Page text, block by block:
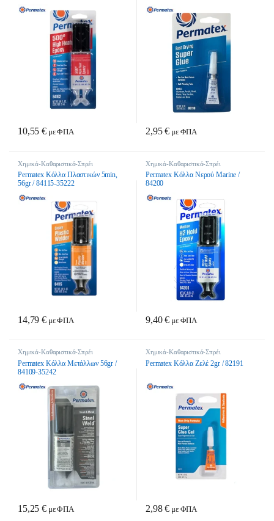
10,55€ με ΦΠΑ 2,95€ με ΦΠΑ
Χημικά-Καθαριστικά-Σπρέι
Permatex Κόλλα Πλαστικών 5min,
56gr / 84115-35222
14,79€ με ΦΠΑ
Χημικά-Καθαριστικά-Σπρέι
Permatex Κόλλα Νερού Marine /
84200
9,40€ με ΦΠΑ
Χημικά-Καθαριστικά-Σπρέι
Permatex Κόλλα Μετάλλων 56gr /
84109-35242
15,25€ με ΦΠΑ
Χημικά-Καθαριστικά-Σπρέι
Permatex Κόλλα Ζελέ 2gr / 82191
2,98€ με ΦΠΑ